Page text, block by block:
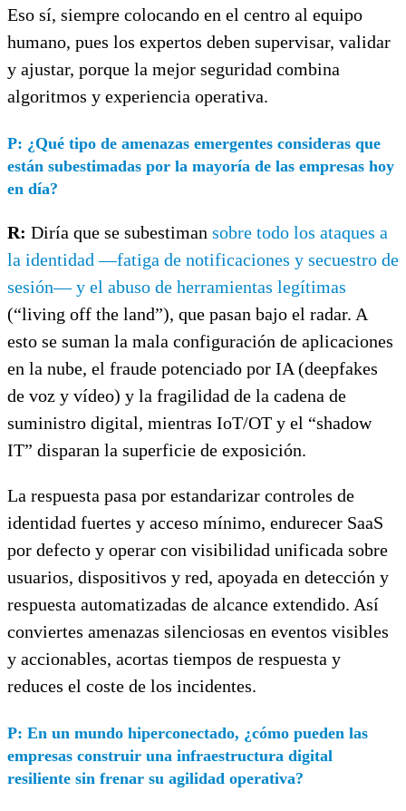
Eso sí, siempre colocando en el centro al equipo
humano, pues los expertos deben supervisar, validar
y ajustar, porque la mejor seguridad combina
algoritmos y experiencia operativa.
P: ¿Qué tipo de amenazas emergentes consideras que
están subestimadas por la mayoría de las empresas hoy
en día?
R: Diría que se subestiman sobre todo los ataques a
la identidad —fatiga de notificaciones y secuestro de
sesión— y el abuso de herramientas legítimas
(“living off the land”), que pasan bajo el radar. A
esto se suman la mala configuración de aplicaciones
en la nube, el fraude potenciado por IA (deepfakes
de voz y vídeo) y la fragilidad de la cadena de
suministro digital, mientras IoT/OT y el “shadow
IT” disparan la superficie de exposición.
La respuesta pasa por estandarizar controles de
identidad fuertes y acceso mínimo, endurecer SaaS
por defecto y operar con visibilidad unificada sobre
usuarios, dispositivos y red, apoyada en detección y
respuesta automatizadas de alcance extendido. Así
conviertes amenazas silenciosas en eventos visibles
y accionables, acortas tiempos de respuesta y
reduces el coste de los incidentes.
P: En un mundo hiperconectado, ¿cómo pueden las
empresas construir una infraestructura digital
resiliente sin frenar su agilidad operativa?